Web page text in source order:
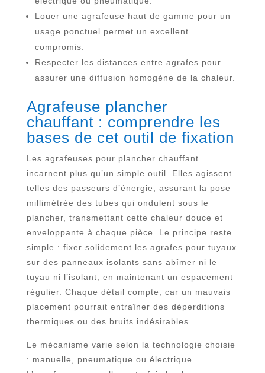
Louer une agrafeuse haut de gamme pour un
usage ponctuel permet un excellent
compromis.
Respecter les distances entre agrafes pour
assurer une diffusion homogène de la chaleur.
Agrafeuse plancher
chauffant : comprendre les
bases de cet outil de fixation
Les agrafeuses pour plancher chauffant
incarnent plus qu’un simple outil. Elles agissent
telles des passeurs d’énergie, assurant la pose
millimétrée des tubes qui ondulent sous le
plancher, transmettant cette chaleur douce et
enveloppante à chaque pièce. Le principe reste
simple : fixer solidement les agrafes pour tuyaux
sur des panneaux isolants sans abîmer ni le
tuyau ni l’isolant, en maintenant un espacement
régulier. Chaque détail compte, car un mauvais
placement pourrait entraîner des déperditions
thermiques ou des bruits indésirables.
Le mécanisme varie selon la technologie choisie
: manuelle, pneumatique ou électrique.